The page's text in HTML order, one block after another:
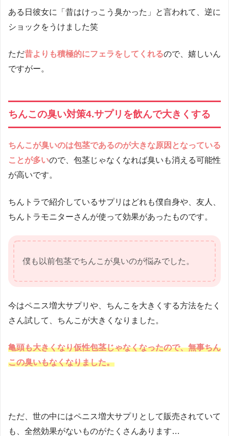
ある日彼女に「昔はけっこう臭かった」と言われて、逆に
ショックをうけました笑
ただ昔よりも積極的にフェラをしてくれるので、嬉しいん
ですがー。
ちんこの臭い対策4.サプリを飲んで大きくする
ちんこが臭いのは包茎であるのが大きな原因 となっている
ことが多いので、包茎じゃなくなれば臭いも消える可能性
が高いです。
ちんトラで紹介しているサプリはどれも僕自身や、友人、
ちんトラモニターさんが使って効果があったものです。
僕も以前包茎でちんこが臭いのが悩みでした。
今はペニス増大サプリや、ちんこを大きくする方法をたく
さん試して、ちんこが大きくなりました。
亀頭も大きくなり仮性包茎じゃなくなったので、無事ちん
この臭いもなくなりました。
ただ、世の中にはペニス増大サプリとして販売されていて
も、全然効果がないものがたくさんあります…